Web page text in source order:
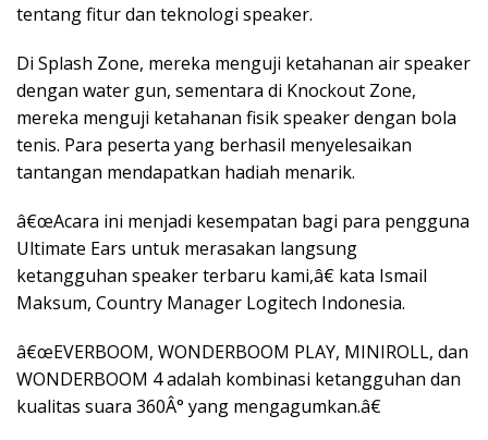
tentang fitur dan teknologi speaker.
Di Splash Zone, mereka menguji ketahanan air speaker
dengan water gun, sementara di Knockout Zone,
mereka menguji ketahanan fisik speaker dengan bola
tenis. Para peserta yang berhasil menyelesaikan
tantangan mendapatkan hadiah menarik.
â€œAcara ini menjadi kesempatan bagi para pengguna
Ultimate Ears untuk merasakan langsung
ketangguhan speaker terbaru kami,â€ kata Ismail
Maksum, Country Manager Logitech Indonesia.
â€œEVERBOOM, WONDERBOOM PLAY, MINIROLL, dan
WONDERBOOM 4 adalah kombinasi ketangguhan dan
kualitas suara 360Â° yang mengagumkan.â€